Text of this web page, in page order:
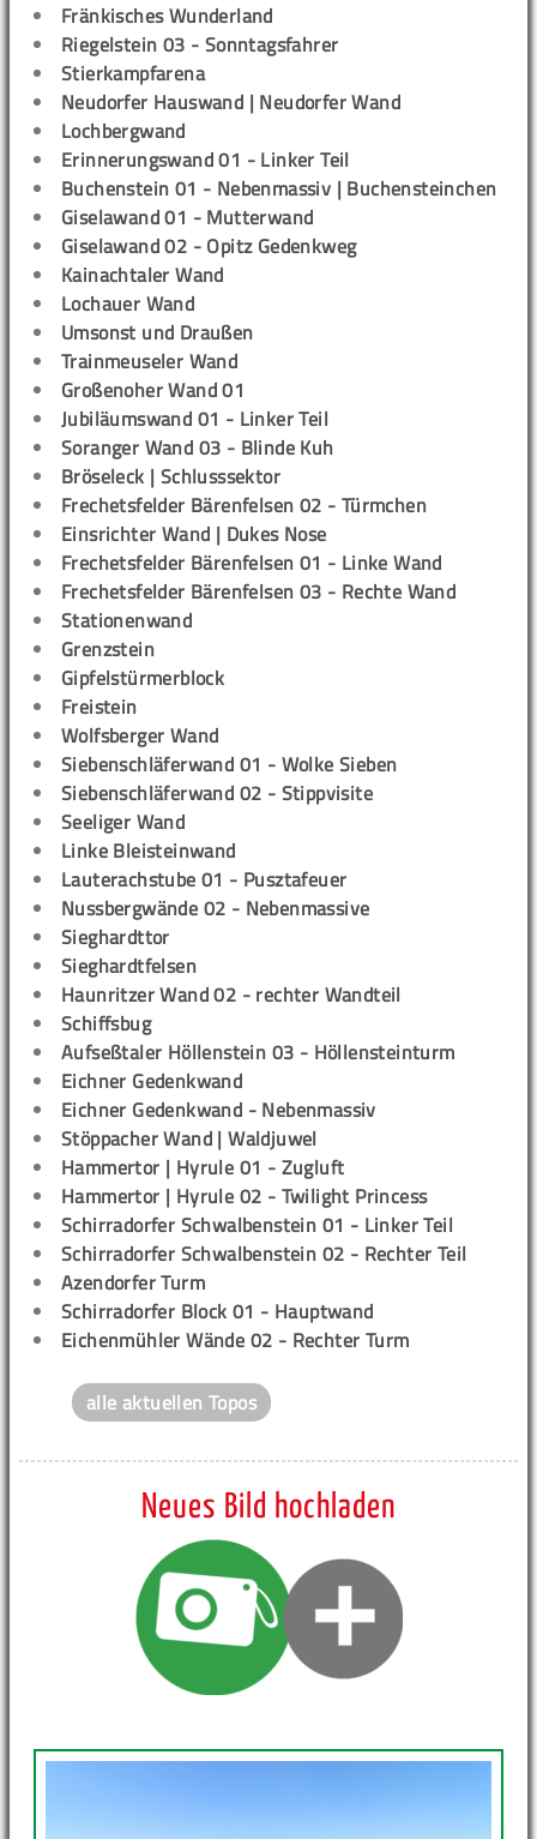
Fränkisches Wunderland
Riegelstein 03 - Sonntagsfahrer
Stierkampfarena
Neudorfer Hauswand | Neudorfer Wand
Lochbergwand
Erinnerungswand 01 - Linker Teil
Buchenstein 01 - Nebenmassiv | Buchensteinchen
Giselawand 01 - Mutterwand
Giselawand 02 - Opitz Gedenkweg
Kainachtaler Wand
Lochauer Wand
Umsonst und Draußen
Trainmeuseler Wand
Großenoher Wand 01
Jubiläumswand 01 - Linker Teil
Soranger Wand 03 - Blinde Kuh
Bröseleck | Schlusssektor
Frechetsfelder Bärenfelsen 02 - Türmchen
Einsrichter Wand | Dukes Nose
Frechetsfelder Bärenfelsen 01 - Linke Wand
Frechetsfelder Bärenfelsen 03 - Rechte Wand
Stationenwand
Grenzstein
Gipfelstürmerblock
Freistein
Wolfsberger Wand
Siebenschläferwand 01 - Wolke Sieben
Siebenschläferwand 02 - Stippvisite
Seeliger Wand
Linke Bleisteinwand
Lauterachstube 01 - Pusztafeuer
Nussbergwände 02 - Nebenmassive
Sieghardttor
Sieghardtfelsen
Haunritzer Wand 02 - rechter Wandteil
Schiffsbug
Aufseßtaler Höllenstein 03 - Höllensteinturm
Eichner Gedenkwand
Eichner Gedenkwand - Nebenmassiv
Stöppacher Wand | Waldjuwel
Hammertor | Hyrule 01 - Zugluft
Hammertor | Hyrule 02 - Twilight Princess
Schirradorfer Schwalbenstein 01 - Linker Teil
Schirradorfer Schwalbenstein 02 - Rechter Teil
Azendorfer Turm
Schirradorfer Block 01 - Hauptwand
Eichenmühler Wände 02 - Rechter Turm
alle aktuellen Topos
Neues Bild hochladen